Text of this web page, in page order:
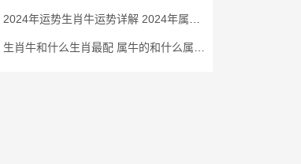
2024年运势生肖牛运势详解 2024年属牛人的全年运势详解
生肖牛和什么生肖最配 属牛的和什么属相最配